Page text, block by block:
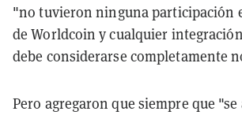
"no tuvieron ninguna participación
de Worldcoin y cualquier
debe considerarse completamente
Pero agregaron que siempre que